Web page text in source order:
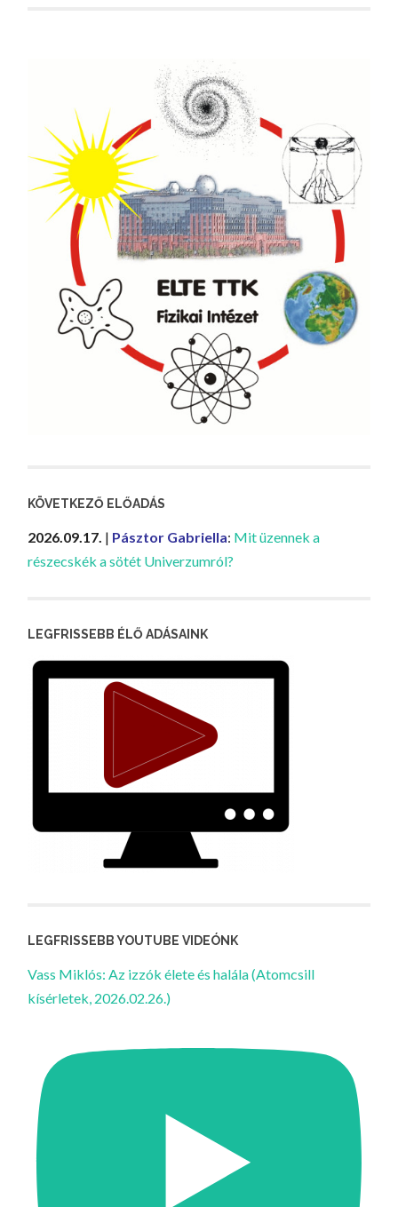
KÖVETKEZŐ ELŐADÁS
2026.09.17. | Pásztor Gabriella: Mit üzennek a
részecskék a sötét Univerzumról?
LEGFRISSEBB ÉLŐ ADÁSAINK
LEGFRISSEBB YOUTUBE VIDEÓNK
Vass Miklós: Az izzók élete és halála (Atomcsill
kísérletek, 2026.02.26.)